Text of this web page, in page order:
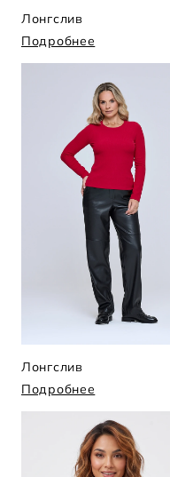
Лонгслив
Подробнее
Лонгслив
Подробнее